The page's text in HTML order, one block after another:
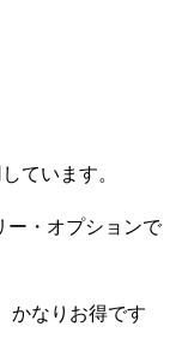
ています。
ー・オプションで
かなりお得です